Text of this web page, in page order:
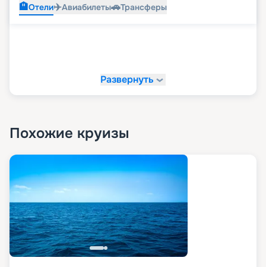
🏨Отели✈️Авиабилеты🚗Трансферы
Развернуть
Похожие круизы